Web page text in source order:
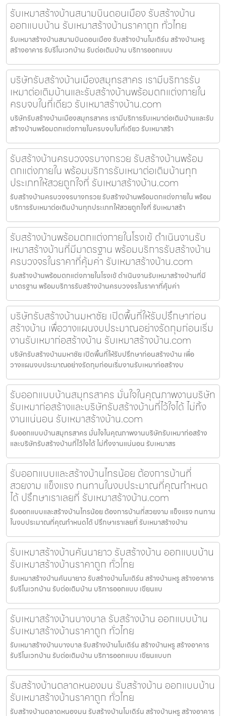
รับเหมาสร้างบ้านสนามบินดอนเมือง รับสร้างบ้าน
ออกแบบบ้าน รับเหมาสร้างบ้านราคาถูก ทั่วไทย
รับเหมาสร้างบ้านสนามบินดอนเมือง รับสร้างบ้านโมเดิร์น สร้างบ้านหรู
สร้างอาคาร รับรีโนเวทบ้าน รับต่อเติมบ้าน บริการออกแบบ
บริษัทรับสร้างบ้านเมืองสมุทรสาคร เรามีบริการรับ
เหมาต่อเติมบ้านและรับสร้างบ้านพร้อมตกแต่งภายใน
ครบจบในที่เดียว รับเหมาสร้างบ้าน.com
บริษัทรับสร้างบ้านเมืองสมุทรสาคร เรามีบริการรับเหมาต่อเติมบ้านและรับ
สร้างบ้านพร้อมตกแต่งภายในครบจบในที่เดียว รับเหมาสร้า
รับสร้างบ้านครบวงจรบางกรวย รับสร้างบ้านพร้อม
ตกแต่งภายใน พร้อมบริการรับเหมาต่อเติมบ้านทุก
ประเภทให้สวยถูกใจที่ รับเหมาสร้างบ้าน.com
รับสร้างบ้านครบวงจรบางกรวย รับสร้างบ้านพร้อมตกแต่งภายใน พร้อม
บริการรับเหมาต่อเติมบ้านทุกประเภทให้สวยถูกใจที่ รับเหมาสร้า
รับสร้างบ้านพร้อมตกแต่งภายในโรงเข้ ดำเนินงานรับ
เหมาสร้างบ้านที่มีมาตรฐาน พร้อมบริการรับสร้างบ้าน
ครบวงจรในราคาที่คุ้มค่า รับเหมาสร้างบ้าน.com
รับสร้างบ้านพร้อมตกแต่งภายในโรงเข้ ดำเนินงานรับเหมาสร้างบ้านที่มี
มาตรฐาน พร้อมบริการรับสร้างบ้านครบวงจรในราคาที่คุ้มค่า
บริษัทรับสร้างบ้านมหาชัย เปิดพื้นที่ให้รับปรึกษาก่อน
สร้างบ้าน เพื่อวางแผนงบประมาณอย่างรัดกุมก่อนเริ่ม
งานรับเหมาก่อสร้างบ้าน รับเหมาสร้างบ้าน.com
บริษัทรับสร้างบ้านมหาชัย เปิดพื้นที่ให้รับปรึกษาก่อนสร้างบ้าน เพื่อ
วางแผนงบประมาณอย่างรัดกุมก่อนเริ่มงานรับเหมาก่อสร้างบ
รับออกแบบบ้านสมุทรสาคร มั่นใจในคุณภาพงานบริษัท
รับเหมาก่อสร้างและบริษัทรับสร้างบ้านที่ไว้ใจได้ ไม่ทิ้ง
งานแน่นอน รับเหมาสร้างบ้าน.com
รับออกแบบบ้านสมุทรสาคร มั่นใจในคุณภาพงานบริษัทรับเหมาก่อสร้าง
และบริษัทรับสร้างบ้านที่ไว้ใจได้ ไม่ทิ้งงานแน่นอน รับเหมาสร
รับออกแบบและสร้างบ้านไทรน้อย ต้องการบ้านที่
สวยงาม แข็งแรง ทนทานในงบประมาณที่คุณกำหนด
ได้ ปรึกษาเราเลยที่ รับเหมาสร้างบ้าน.com
รับออกแบบและสร้างบ้านไทรน้อย ต้องการบ้านที่สวยงาม แข็งแรง ทนทาน
ในงบประมาณที่คุณกำหนดได้ ปรึกษาเราเลยที่ รับเหมาสร้างบ้าน
รับเหมาสร้างบ้านคันนายาว รับสร้างบ้าน ออกแบบบ้าน
รับเหมาสร้างบ้านราคาถูก ทั่วไทย
รับเหมาสร้างบ้านคันนายาว รับสร้างบ้านโมเดิร์น สร้างบ้านหรู สร้างอาคาร
รับรีโนเวทบ้าน รับต่อเติมบ้าน บริการออกแบบ เขียนแบ
รับเหมาสร้างบ้านบางบาล รับสร้างบ้าน ออกแบบบ้าน
รับเหมาสร้างบ้านราคาถูก ทั่วไทย
รับเหมาสร้างบ้านบางบาล รับสร้างบ้านโมเดิร์น สร้างบ้านหรู สร้างอาคาร
รับรีโนเวทบ้าน รับต่อเติมบ้าน บริการออกแบบ เขียนแบบก
รับสร้างบ้านตลาดหนองมน รับสร้างบ้าน ออกแบบบ้าน
รับเหมาสร้างบ้านราคาถูก ทั่วไทย
รับสร้างบ้านตลาดหนองมน รับสร้างบ้านโมเดิร์น สร้างบ้านหรู สร้างอาคาร